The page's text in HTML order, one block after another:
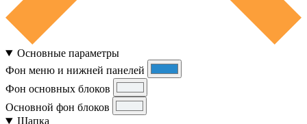
Основные параметры
Фон меню и нижней панелей
Фон основных блоков
Основной фон блоков
Шапка